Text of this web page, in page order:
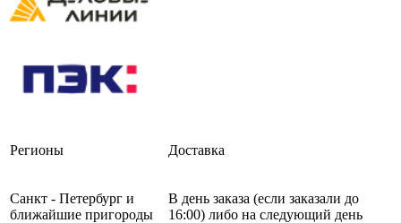
Регионы Доставка
Санкт - Петербург и
ближайшие пригороды
В день заказа (если заказали до
16:00) либо на следующий день